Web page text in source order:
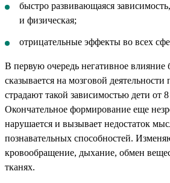
быстро развивающаяся
и физическая;
отрицательные эффекты во всех
В первую очередь негативное влияние
сказывается на мозговой
страдают такой зависимостью дети от 8
Окончательное формирование еще
нарушается и вызывает недостаток
познавательных способностей.
кровообращение, дыхание, обмен
тканях.